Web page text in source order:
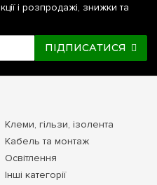
і розпродажі, знижки та
ПІДПИСАТИСЯ
Клеми, гільзи, ізолента
Кабель та монтаж
Освітлення
Інші категорії